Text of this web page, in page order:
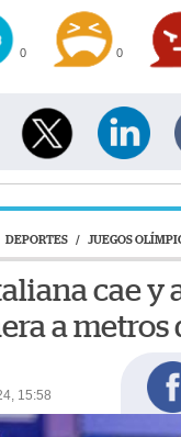
0 0
DEPORTES / JUEGOS
cae y
a metros
15:58